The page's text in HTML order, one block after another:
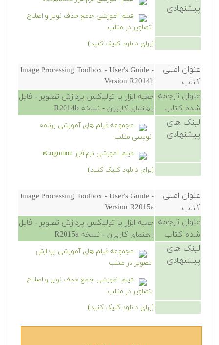
پیشنهادی
فیلم آموزشی جامع حذف نویز و اصلاح
تصاویر در متلب
(برای دانلود کلیک کنید)
عنوان اصلی
کتاب
Image Processing Toolbox - User's Guide -
Version R2014b
عنوان ترجمه
شده کتاب
جعبه ابزار یا تولباکس پردازش تصویر - فایل
راهنمای کاربران - نسخه R2014b
لینک های
پیشنهادی
مجموعه فیلم های آموزشی برنامه
نویسی متلب
فیلم آموزشی نرم‌افزار eCognition
(برای دانلود کلیک کنید)
عنوان اصلی
کتاب
Image Processing Toolbox - User's Guide -
Version R2015a
عنوان ترجمه
شده کتاب
جعبه ابزار یا تولباکس پردازش تصویر - فایل
راهنمای کاربران - نسخه R2015a
لینک های
پیشنهادی
مجموعه فیلم های آموزشی پردازش
تصویر در متلب
فیلم آموزشی جامع حذف نویز و اصلاح
تصاویر در متلب
(برای دانلود کلیک کنید)